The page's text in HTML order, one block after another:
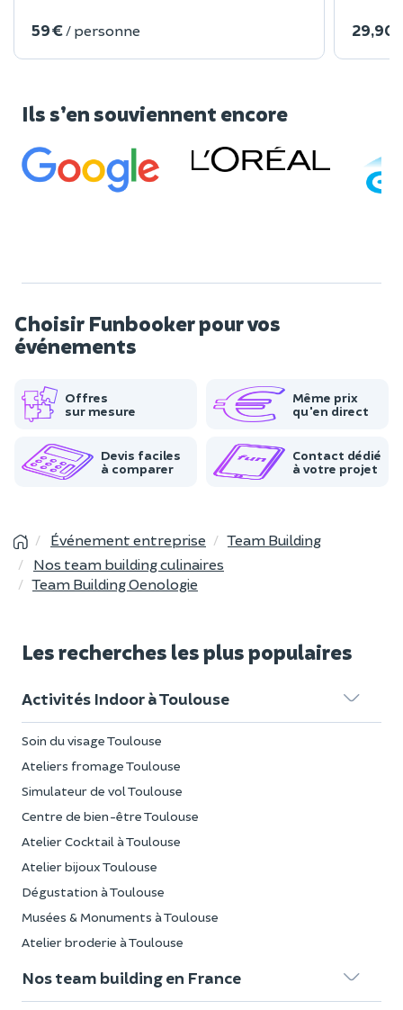
59 € / personne 29,90
Ils s’en souviennent encore
Choisir Funbooker pour vos
événements
Offres
sur mesure
Même prix
qu'en direct
Devis faciles
à comparer
Contact dédié
à votre projet
Événement entreprise
Team Building
Nos team building culinaires
Team Building Oenologie
Les recherches les plus populaires
Activités Indoor à Toulouse
Soin du visage Toulouse
Ateliers fromage Toulouse
Simulateur de vol Toulouse
Centre de bien-être Toulouse
Atelier Cocktail à Toulouse
Atelier bijoux Toulouse
Dégustation à Toulouse
Musées & Monuments à Toulouse
Atelier broderie à Toulouse
Nos team building en France